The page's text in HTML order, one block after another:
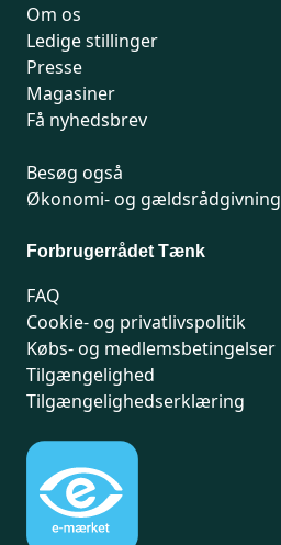
Om os
Ledige stillinger
Presse
Magasiner
Få nyhedsbrev
Besøg også
Økonomi- og gældsrådgivning
Forbrugerrådet Tænk
FAQ
Cookie- og privatlivspolitik
Købs- og medlemsbetingelser
Tilgængelighed
Tilgængelighedserklæring